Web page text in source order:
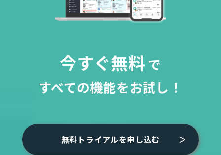
今すぐ無料 で
すべての機能をお試し！
無料トライアルを申し込む